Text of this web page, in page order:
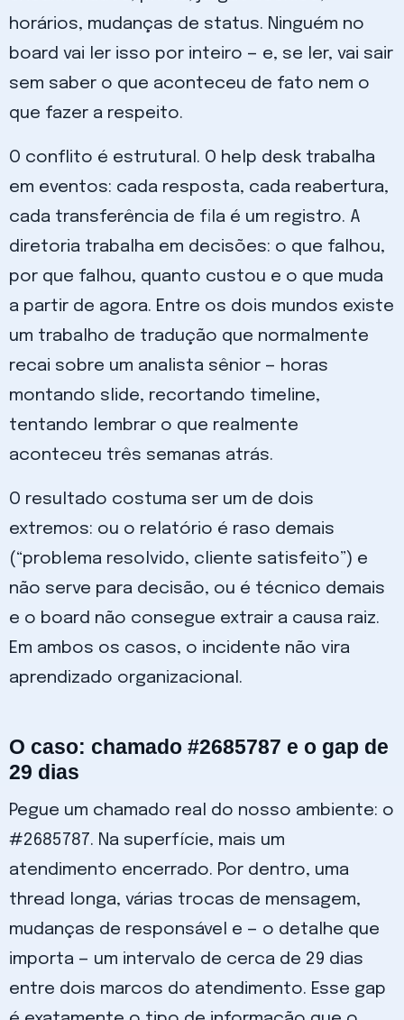
horários, mudanças de status. Ninguém no
board vai ler isso por inteiro — e, se ler, vai sair
sem saber o que aconteceu de fato nem o
que fazer a respeito.
O conflito é estrutural. O help desk trabalha
em eventos: cada resposta, cada reabertura,
cada transferência de fila é um registro. A
diretoria trabalha em decisões: o que falhou,
por que falhou, quanto custou e o que muda
a partir de agora. Entre os dois mundos existe
um trabalho de tradução que normalmente
recai sobre um analista sênior — horas
montando slide, recortando timeline,
tentando lembrar o que realmente
aconteceu três semanas atrás.
O resultado costuma ser um de dois
extremos: ou o relatório é raso demais
(“problema resolvido, cliente satisfeito”) e
não serve para decisão, ou é técnico demais
e o board não consegue extrair a causa raiz.
Em ambos os casos, o incidente não vira
aprendizado organizacional.
O caso: chamado #2685787 e o gap de
29 dias
Pegue um chamado real do nosso ambiente: o
#2685787. Na superfície, mais um
atendimento encerrado. Por dentro, uma
thread longa, várias trocas de mensagem,
mudanças de responsável e — o detalhe que
importa — um intervalo de cerca de 29 dias
entre dois marcos do atendimento. Esse gap